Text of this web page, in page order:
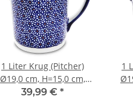
1 Liter Krug (Pitcher)
Ø19,0 cm, H=15,0 cm,
Dekor 120
39,99 € *
1